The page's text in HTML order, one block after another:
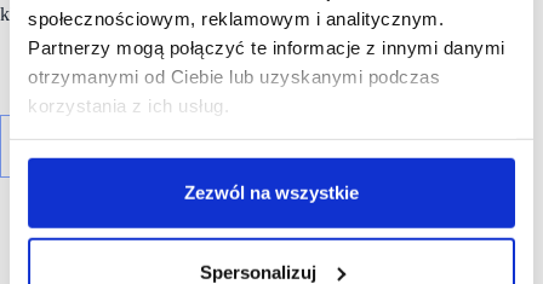
społecznościowym, reklamowym i analitycznym.
Partnerzy mogą połączyć te informacje z innymi danymi
otrzymanymi od Ciebie lub uzyskanymi podczas
korzystania z ich usług.
Zezwól na wszystkie
Spersonalizuj
klientów.